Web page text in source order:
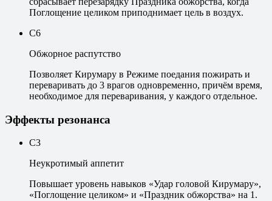
Поглощение целиком приподнимает цель в воздух.
C6
Обжорное распутство
Позволяет Кирумару в Режиме поедания пожирать и
переваривать до 3 врагов одновременно, причём время,
необходимое для переваривания, у каждого отдельное.
Эффекты резонанса
C3
Неукротимый аппетит
Повышает уровень навыков «Удар головой Кирумару»,
«Поглощение целиком» и «Праздник обжорства» на 1.